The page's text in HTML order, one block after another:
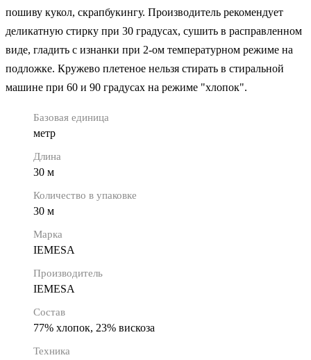
пошиву кукол, скрапбукингу. Производитель рекомендует
деликатную стирку при 30 градусах, сушить в расправленном
виде, гладить с изнанки при 2-ом температурном режиме на
подложке. Кружево плетеное нельзя стирать в стиральной
машине при 60 и 90 градусах на режиме "хлопок".
Базовая единица
метр
Длина
30 м
Количество в упаковке
30 м
Марка
IEMESA
Производитель
IEMESA
Состав
77% хлопок, 23% вискоза
Техника